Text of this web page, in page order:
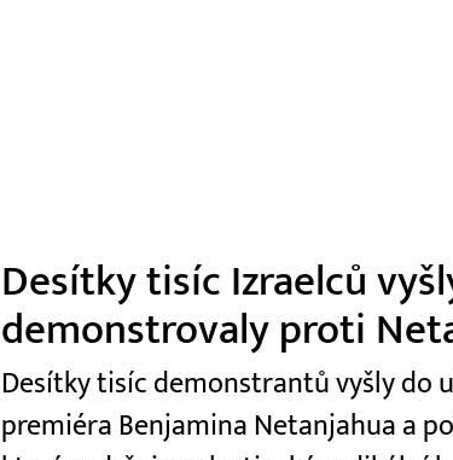
Desítky tisíc Izraelců
demonstrovaly proti
Desítky tisíc demonstrantů vyšly do
premiéra Benjamina Netanjahua a